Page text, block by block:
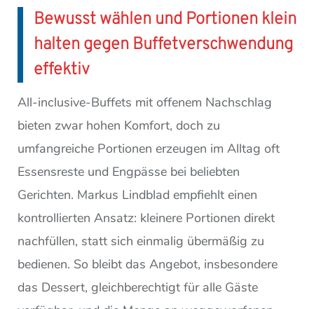
Bewusst wählen und Portionen klein
halten gegen Buffetverschwendung
effektiv
All-inclusive-Buffets mit offenem Nachschlag
bieten zwar hohen Komfort, doch zu
umfangreiche Portionen erzeugen im Alltag oft
Essensreste und Engpässe bei beliebten
Gerichten. Markus Lindblad empfiehlt einen
kontrollierten Ansatz: kleinere Portionen direkt
nachfüllen, statt sich einmalig übermäßig zu
bedienen. So bleibt das Angebot, insbesondere
das Dessert, gleichberechtigt für alle Gäste